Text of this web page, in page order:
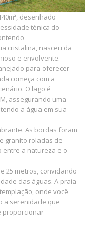
desenhado
ténica do
cristalina, nasceu da
e envolvente.
para oferecer
começa com a
O lago é
assegurando uma
a água em sua
As bordas foram
granito roladas de
entre a natureza e o
25 metros, convidando
das águas. A praia
onde você
a serenidade que
proporcionar